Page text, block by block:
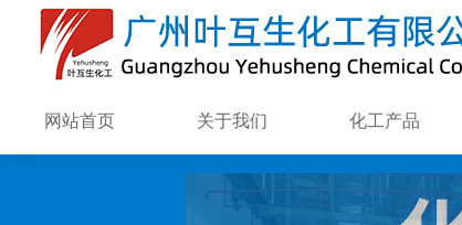
网站首页 关于我们 化工产品